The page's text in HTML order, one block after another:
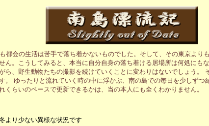
都会の生活は苦手で落ち着かないものでした。そして、その東京よ
ん。こうしてみると、本当に自分自身の落ち着ける居場所は何処にも
ら、野生動物たちの撮影を続けていくことに変わりはないでしょう。
。 ゆったりと流れていく時の中に浮かぶ、南の島での毎日を少しず
らいのペースで更新できるかは、当の本人にも全くわかりません。
より少ない異様な状況です